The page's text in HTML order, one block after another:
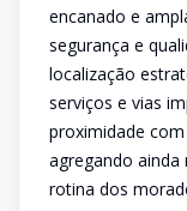
encanado e
segurança e
localização
serviços e vias
proximidade
agregando ainda
rotina dos